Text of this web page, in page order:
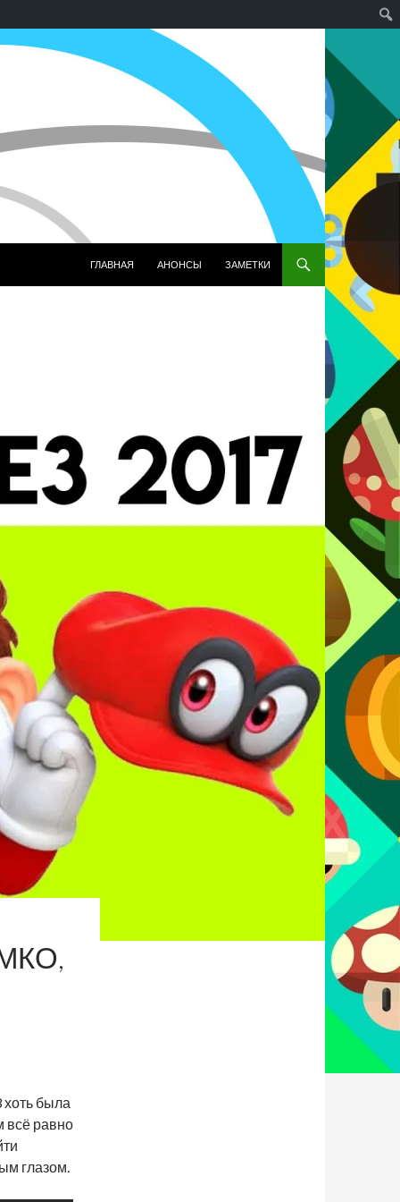
ГЛАВНАЯ
АНОНСЫ ЗАМЕТКИ
хоть была
всё равно
глазом.